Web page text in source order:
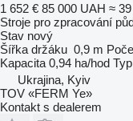
1 652 € 85 000 UAH ≈
Stroje pro zpracování
Stav nový
Šířka držáku 0,9 m
Kapacita 0,94 ha/hod Typ
Ukrajina, Kyiv
TOV «FERM Ye»
Kontakt s dealerem